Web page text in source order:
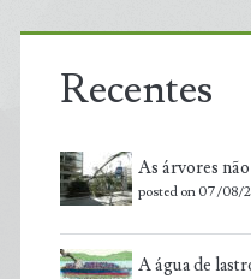
Recentes
As árvores
posted on 07/08/
A água de